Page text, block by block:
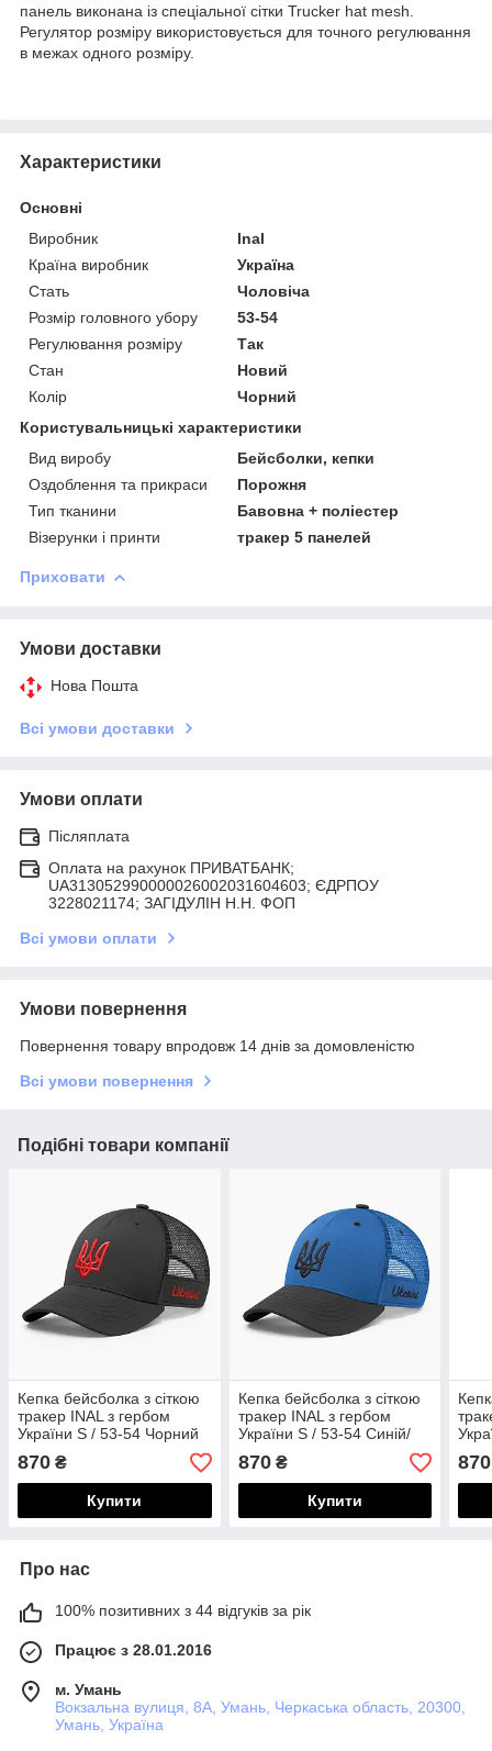
панель виконана із спеціальної сітки Trucker hat mesh.
Регулятор розміру використовується для точного регулювання
в межах одного розміру.
Характеристики
Основні
Виробник
Inal
Країна виробник
Україна
Стать
Чоловіча
Розмір головного убору
53-54
Регулювання розміру
Так
Стан
Новий
Колір
Чорний
Користувальницькі характеристики
Вид виробу
Бейсболки, кепки
Оздоблення та прикраси
Порожня
Тип тканини
Бавовна + поліестер
Візерунки і принти
тракер 5 панелей
Приховати
Умови доставки
Нова Пошта
Всі умови доставки
Умови оплати
Післяплата
Оплата на рахунок ПРИВАТБАНК;
UA313052990000026002031604603; ЄДРПОУ
3228021174; ЗАГIДУЛIН Н.Н. ФОП
Всі умови оплати
Умови повернення
Повернення товару впродовж 14 днів за домовленістю
Всі умови повернення
Подібні товари компанії
Кепка бейсболка з сіткою
тракер INAL з гербом
України S / 53-54 Чорний
106653
870 ₴
Купити
Кепка бейсболка з сіткою
тракер INAL з гербом
України S / 53-54 Синій/
Чорний 271753
870₴
Купити
870
Про нас
100% позитивних з 44 відгуків за рік
Працює з 28.01.2016
м. Умань
Вокзальна вулиця, 8А, Умань, Черкаська область, 20300,
Умань, Україна